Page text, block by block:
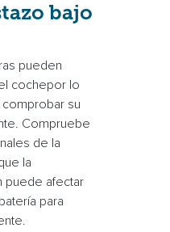
bajo
pueden
cochepor lo
su
Compruebe
de la
la
puede afectar
para